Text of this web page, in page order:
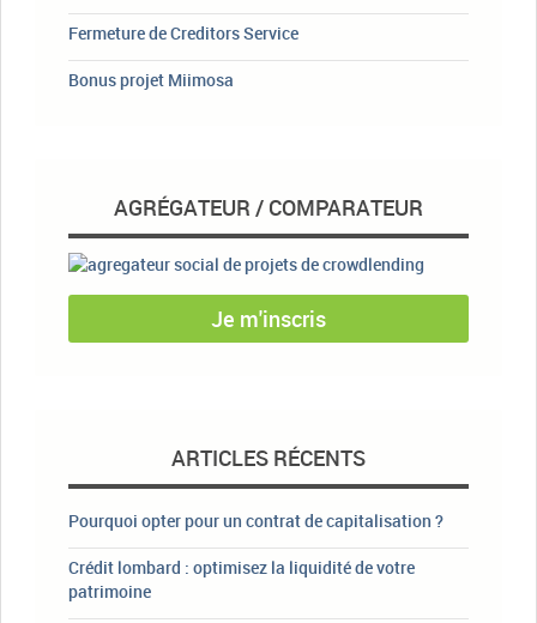
Fermeture de Creditors Service
Bonus projet Miimosa
AGRÉGATEUR / COMPARATEUR
Je m'inscris
ARTICLES RÉCENTS
Pourquoi opter pour un contrat de capitalisation ?
Crédit lombard : optimisez la liquidité de votre
patrimoine